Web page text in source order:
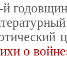
й
о